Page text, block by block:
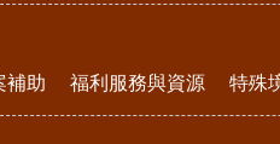
補助 福利服務與資源 特殊